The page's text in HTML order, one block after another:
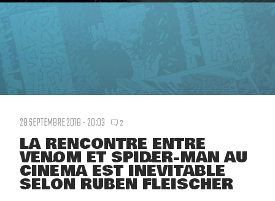
28 SEPTEMBRE 2018 - 20:03 2
LA RENCONTRE ENTRE
VENOM ET SPIDER-MAN AU
CINÉMA EST INÉVITABLE
SELON RUBEN FLEISCHER